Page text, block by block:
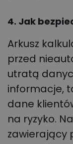
4. Jak
Arkusz
przed
utratą
informacje,
dane
na ryzyko.
zawierający